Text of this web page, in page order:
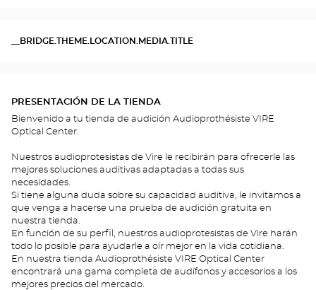
__BRIDGE.THEME.LOCATION.MEDIA.TITLE
PRESENTACIÓN DE LA TIENDA
Bienvenido a tu tienda de audición Audioprothésiste VIRE
Optical Center.
Nuestros audioprotesistas de Vire le recibirán para ofrecerle las
mejores soluciones auditivas adaptadas a todas sus
necesidades.
Si tiene alguna duda sobre su capacidad auditiva, le invitamos a
que venga a hacerse una prueba de audición gratuita en
nuestra tienda.
En función de su perfil, nuestros audioprotesistas de Vire harán
todo lo posible para ayudarle a oír mejor en la vida cotidiana.
En nuestra tienda Audioprothésiste VIRE Optical Center
encontrará una gama completa de audífonos y accesorios a los
mejores precios del mercado.